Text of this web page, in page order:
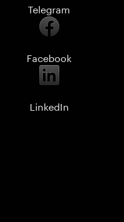
Telegram
Facebook
LinkedIn